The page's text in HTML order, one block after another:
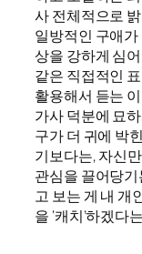
사 전체적으로
일방적인 구애가
상을 강하게 심
같은 직접적인
활용해서 듣는
가사 덕분에 묘
구가 더 귀에 박
기보다는, 자신
관심을 끌어당
고 보는 게 내 개
을 ‘캐치’하겠다